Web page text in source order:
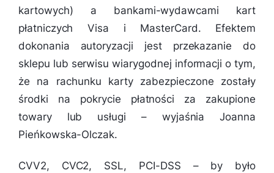
kartowych) a bankami-wydawcami kart
płatniczych Visa i MasterCard. Efektem
dokonania autoryzacji jest przekazanie do
sklepu lub serwisu wiarygodnej informacji o tym,
że na rachunku karty zabezpieczone zostały
środki na pokrycie płatności za zakupione
towary lub usługi – wyjaśnia Joanna
Pieńkowska-Olczak.
CVV2, CVC2, SSL, PCI-DSS – by było